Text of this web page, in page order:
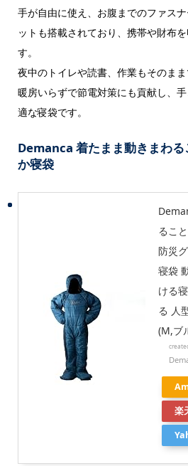
手が自由に使え、お腹までのファス
ットも搭載されており、携帯や財布
す。
夜中のトイレや読書、作業もそのまま
暖房いらずで節電対策にも貢献し、
適な寝袋です。
Demanca 着たまま動きまわ
か寝袋
るこ
防災
寝袋
ける
る 人
(M,ブ
楽